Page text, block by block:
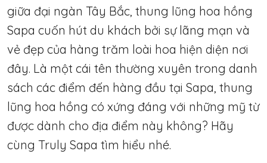
giữa đại ngàn Tây Bắc, thung lũng hoa hồng
Sapa cuốn hút du khách bởi sự lãng mạn và
vẻ đẹp của hàng trăm loài hoa hiện diện nơi
đây. Là một cái tên thường xuyên trong danh
sách các điểm đến hàng đầu tại Sapa, thung
lũng hoa hồng có xứng đáng với những mỹ từ
được dành cho địa điểm này không? Hãy
cùng Truly Sapa tìm hiểu nhé.